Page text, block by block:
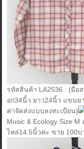
รหัสสินค้า LA2536 : (มือส
อก34นิ้ว ยาว24นิ้ว แขนย
ค่าจัดส่งแบบลงทะเบียน)
Music & Ecology Size
ไหล่14.5นิ้วค่ะ ขาย 100